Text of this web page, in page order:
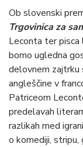
Ob slovenski
Trgovinica za
Leconta ter
bomo ugledna
delovnem zajtrku
angleščine v
Patriceom
predelavah
razlikah med
o komediji, stripu,